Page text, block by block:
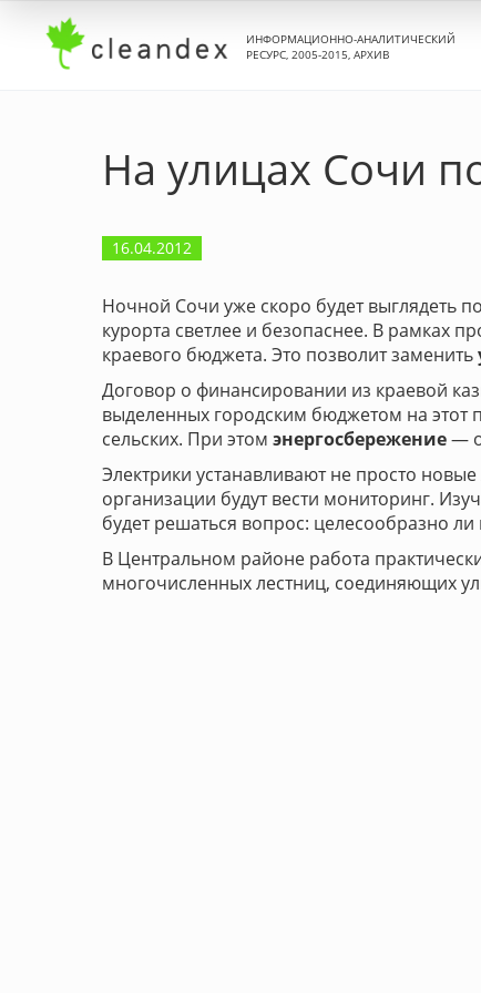
ИНФОРМАЦИОННО-АНАЛИТИЧЕСКИЙ
РЕСУРС, 2005-2015, АРХИВ
На улицах Сочи
16.04.2012
Ночной Сочи уже скоро будет выглядеть
курорта светлее и безопаснее. В рамках
краевого бюджета. Это позволит заменить
Договор о финансировании из краевой
выделенных городским бюджетом на этот
сельских. При этом энергосбережение—
Электрики устанавливают не просто
организации будут вести мониторинг.
будет решаться вопрос: целесообразно
В Центральном районе работа
многочисленных лестниц, соединяющих